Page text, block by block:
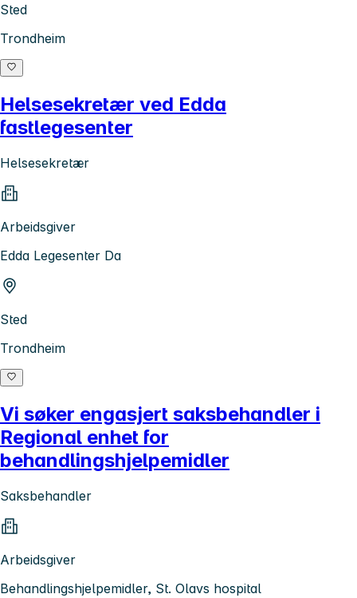
Sted
Trondheim
Helsesekretær ved Edda
fastlegesenter
Helsesekretær
Arbeidsgiver
Edda Legesenter Da
Sted
Trondheim
Vi søker engasjert saksbehandler i
Regional enhet for
behandlingshjelpemidler
Saksbehandler
Arbeidsgiver
Behandlingshjelpemidler, St. Olavs hospital